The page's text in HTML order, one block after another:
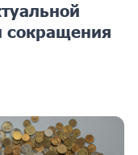
сокращения